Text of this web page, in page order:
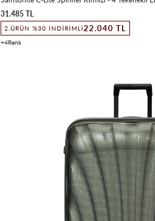
31.485 TL
2.ÜRÜN %30 İNDIRIMLI22.040 TL
4